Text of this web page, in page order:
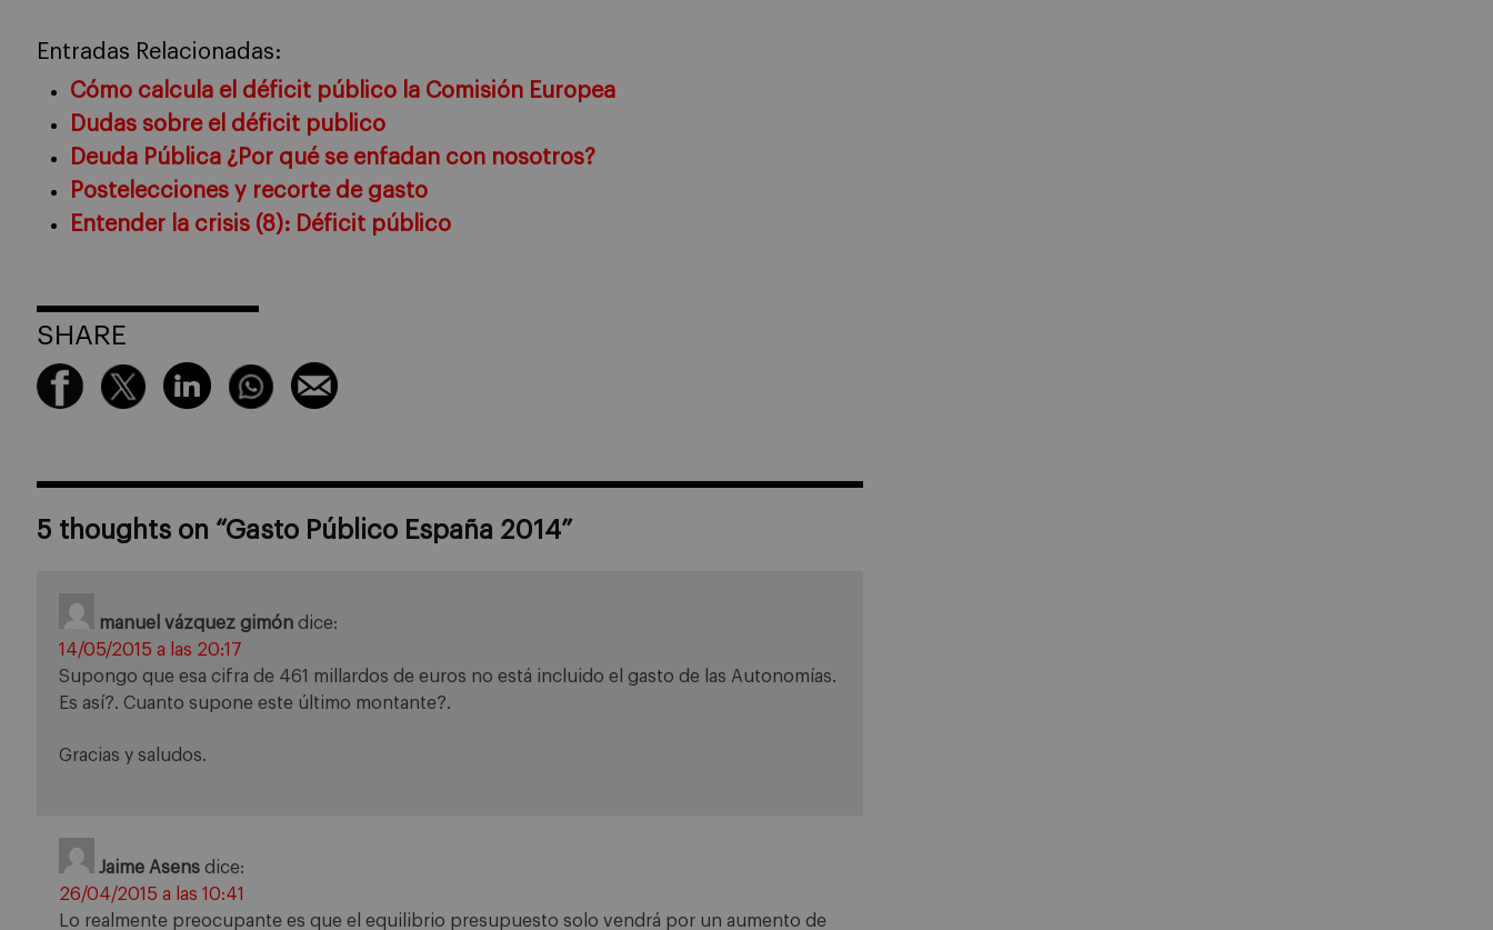
Entradas Relacionadas:
Cómo calcula el déficit público la Comisión Europea
Dudas sobre el déficit publico
Deuda Pública ¿Por qué se enfadan con nosotros?
Postelecciones y recorte de gasto
Entender la crisis (8): Déficit público
SHARE
5 thoughts on “Gasto Público España 2014”
manuel vázquez gimón dice:
14/05/2015 a las 20:17
Supongo que esa cifra de 461 millardos de euros no está incluido el gasto de las Autonomías.
Es así?. Cuanto supone este último montante?.
Gracias y saludos.
Jaime Asens dice:
26/04/2015 a las 10:41
Lo realmente preocupante es que el equilibrio presupuesto solo vendrá por un aumento de